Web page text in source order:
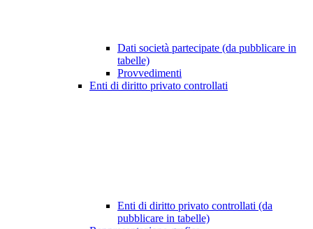
Dati società partecipate (da pubblicare in
tabelle)
Provvedimenti
Enti di diritto privato controllati
Enti di diritto privato controllati (da
pubblicare in tabelle)